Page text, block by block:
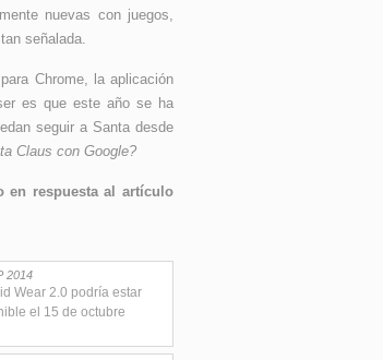
nuevas con juegos,
señalada.
Chrome, la aplicación
es que este año se ha
seguir a Santa desde
Claus con Google?
en respuesta al artículo
2014
Wear 2.0 podría estar
el 15 de octubre